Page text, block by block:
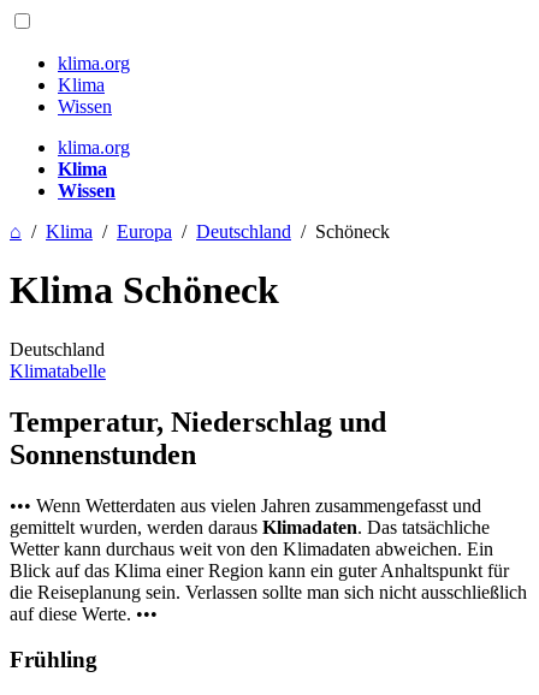
klima.org
Klima
Wissen
klima.org
Klima
Wissen
⌂ / Klima / Europa / Deutschland / Schöneck
Klima Schöneck
Deutschland
Klimatabelle
Temperatur, Niederschlag und
Sonnenstunden
••• Wenn Wetterdaten aus vielen Jahren zusammengefasst und
gemittelt wurden, werden daraus Klimadaten. Das tatsächliche
Wetter kann durchaus weit von den Klimadaten abweichen. Ein
Blick auf das Klima einer Region kann ein guter Anhaltspunkt für
die Reiseplanung sein. Verlassen sollte man sich nicht ausschließlich
auf diese Werte. •••
Frühling